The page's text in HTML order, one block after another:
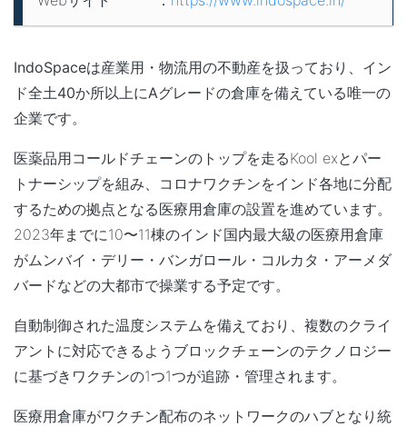
IndoSpaceは産業用・物流用の不動産を扱っており、 イン
ド全土40か所以上にAグレードの倉庫を備えている唯一の
企業です。
医薬品用コールドチェーンのトップを走るKool exとパー
トナーシップを組み、 コロナワクチンをインド各地に分配
するための拠点となる医療用倉庫の設置を進めています。
2023年までに10〜11棟のインド国内最大級の医療用倉庫
がムンバイ・デリー・バンガロール・コルカタ・アーメダ
バードなどの大都市で操業する予定です。
自動制御された温度システムを備えており、複数のクライ
アントに対応できるようブロックチェーンのテクノロジー
に基づきワクチンの1つ1つが追跡・管理されます。
医療用倉庫がワクチン配布のネットワークのハブとなり統